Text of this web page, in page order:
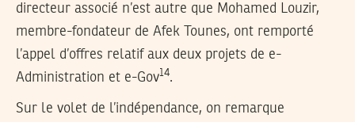
directeur associé n’est autre que Mohamed Louzir,
membre-fondateur de Afek Tounes, ont remporté
l’appel d’offres relatif aux deux projets de e-
Administration et e-Gov14.
Sur le volet de l’indépendance, on remarque